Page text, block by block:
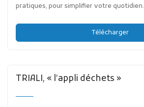
pratiques, pour simplifier votre quotidien.
Télécharger
TRIALI, « l’appli déchets »